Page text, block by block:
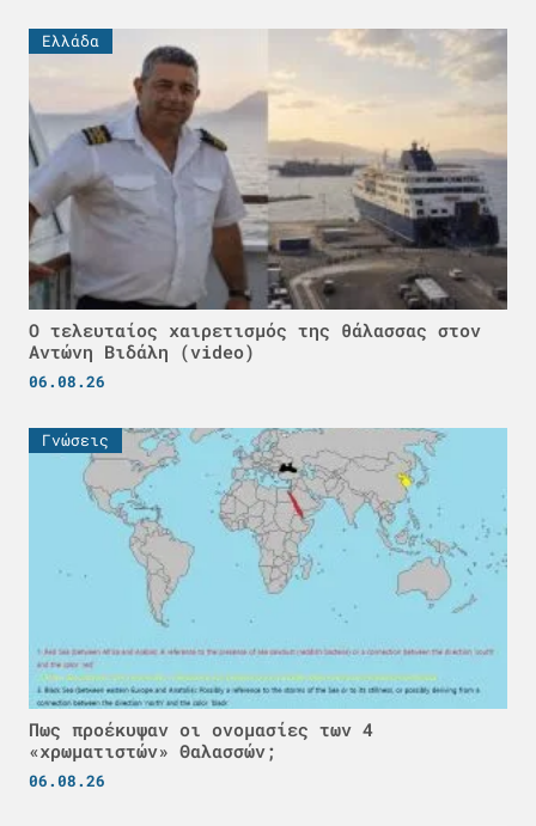
Ελλάδα
Ο τελευταίος χαιρετισμός της θάλασσας στον
Αντώνη Βιδάλη (video)
06.08.26
Γνώσεις
Πως προέκυψαν οι ονομασίες των 4
«χρωματιστών» Θαλασσών;
06.08.26